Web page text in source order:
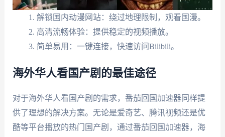
解锁国内动漫网站：绕过地理限制，观看国漫。
高清流畅体验：提供稳定的视频播放。
简单易用：一键连接，快速访问Bilibili。
海外华人看国产剧的最佳途径
对于海外华人看国产剧的需求，番茄回国加速器同样提
供了理想的解决方案。无论是爱奇艺、腾讯视频还是优
酷等平台播放的热门国产剧，通过番茄回国加速器，海